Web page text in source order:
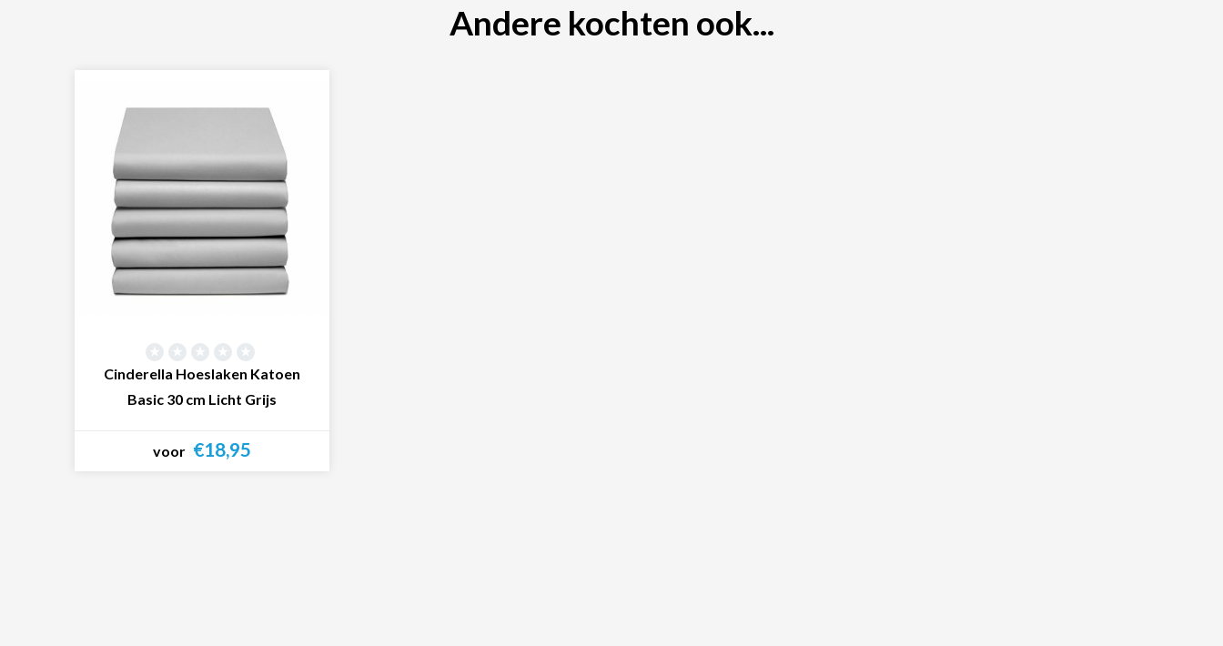
Andere kochten ook...
Cinderella Hoeslaken Katoen
Basic 30 cm Licht Grijs
voor €18,95